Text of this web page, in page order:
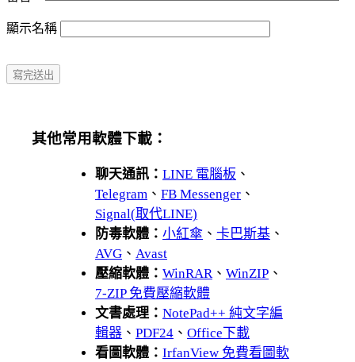
顯示名稱
其他常用軟體下載：
聊天通訊： LINE 電腦板 、
Telegram 、 FB Messenger 、
Signal(取代LINE)
防毒軟體： 小紅傘 、 卡巴斯基 、
AVG 、 Avast
壓縮軟體： WinRAR、 WinZIP 、
7-ZIP 免費壓縮軟體
文書處理： NotePad++ 純文字編
輯器 、 PDF24 、 Office下載
看圖軟體： IrfanView 免費看圖軟